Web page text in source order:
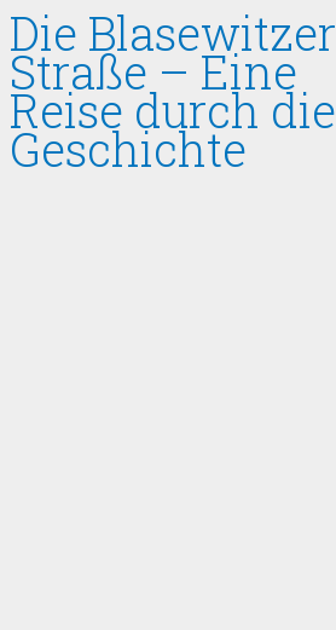
Die Blasewitzer
Straße – Eine
Reise durch die
Geschichte